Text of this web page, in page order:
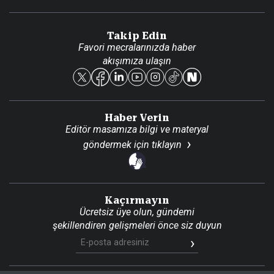
Reklam Ver
Takip Edin
Favori mecralarınızda haber
akışımıza ulaşın
Haber Verin
Editör masamıza bilgi ve materyal
göndermek için tıklayın
Kaçırmayın
Ücretsiz üye olun, gündemi
şekillendiren gelişmeleri önce siz duyun